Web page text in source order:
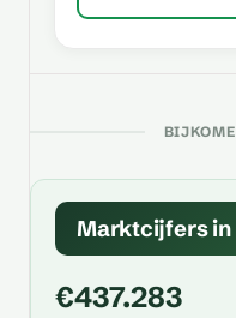
Marktcijfers in
€437.283